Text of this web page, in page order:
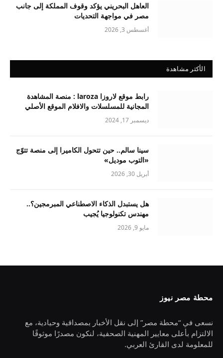
العاهل البحريني يؤكد وقوف المملكة إلى جانب
مصر في مواجهة التحديات
أغسطس 3, 2026
الأكثر مشاهدة
رابط موقع لاروزا laroza : منصة المشاهدة
المجانية للمسلسلات والافلام الموقع الأصلي
ديسمبر 17, 2024
سينا سالم.. حين تتحول الكاميرا إلى منصة تتوّج
«التوب موديل»
أبريل 30, 2026
هل يستبدل الذكاء الاصطناعي المبرمجين؟..
مهندس تكنولوجيا يُجيب
مايو 9, 2026
محطة مصر نيوز
نسعى في “محطة مصر” إلى نقل الأخبار بمصداقية وحيادية، مع
الالتزام بأعلى معايير المهنية الصحفية، لنكون مصدرًا موثوقًا
للمعلومة لدى القارئ العربي.